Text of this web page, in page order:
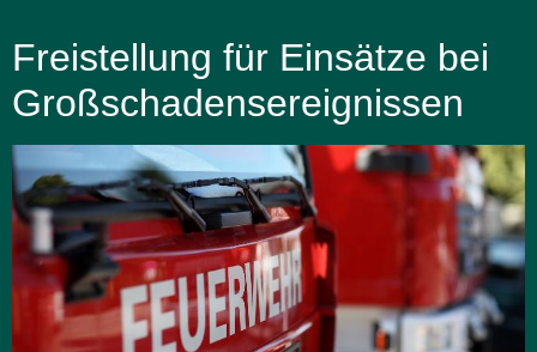
Freistellung für Einsätze bei
Großschadensereignissen